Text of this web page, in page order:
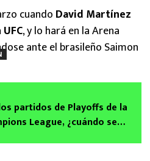
cuando David Martínez
, y lo hará en la Arena
ante el brasileño Saimon
partidos de Playoffs de la
League, ¿cuándo se